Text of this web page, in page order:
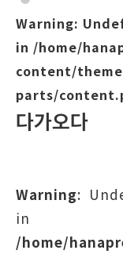
Warning:
in /home/
content/
parts/
다가오다
Warning:
in
/home/